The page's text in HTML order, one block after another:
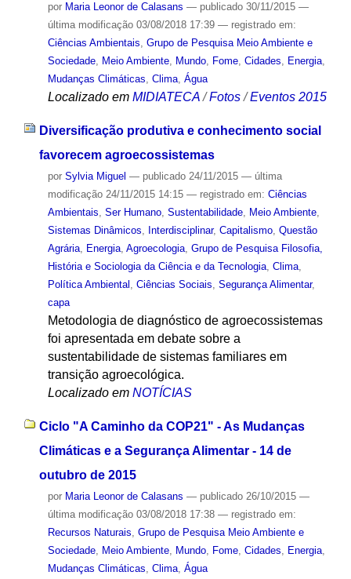
por Maria Leonor de Calasans — publicado30/11/2015 —
última modificação03/08/2018 17:39 — registrado em:
Ciências Ambientais, Grupo de Pesquisa Meio Ambiente e
Sociedade, Meio Ambiente, Mundo, Fome, Cidades, Energia,
Mudanças Climáticas, Clima, Água
Localizado em MIDIATECA /Fotos /Eventos 2015
Diversificação produtiva e conhecimento social
favorecem agroecossistemas
por Sylvia Miguel — publicado24/11/2015 — última
modificação24/11/2015 14:15 — registrado em: Ciências
Ambientais, Ser Humano, Sustentabilidade, Meio Ambiente,
Sistemas Dinâmicos, Interdisciplinar, Capitalismo, Questão
Agrária, Energia, Agroecologia, Grupo de Pesquisa Filosofia,
História e Sociologia da Ciência e da Tecnologia, Clima,
Política Ambiental , Ciências Sociais, Segurança Alimentar,
capa
Metodologia de diagnóstico de agroecossistemas
foi apresentada em debate sobre a
sustentabilidade de sistemas familiares em
transição agroecológica.
Localizado em NOTÍCIAS
Ciclo "A Caminho da COP21" - As Mudanças
Climáticas e a Segurança Alimentar - 14 de
outubro de 2015
por Maria Leonor de Calasans — publicado26/10/2015 —
última modificação03/08/2018 17:38 — registrado em:
Recursos Naturais Grupo de Pesquisa Meio Ambiente e
Sociedade, Meio Ambiente, Mundo, Fome, Cidades Energia,
Mudanças Climáticas Clima, Água